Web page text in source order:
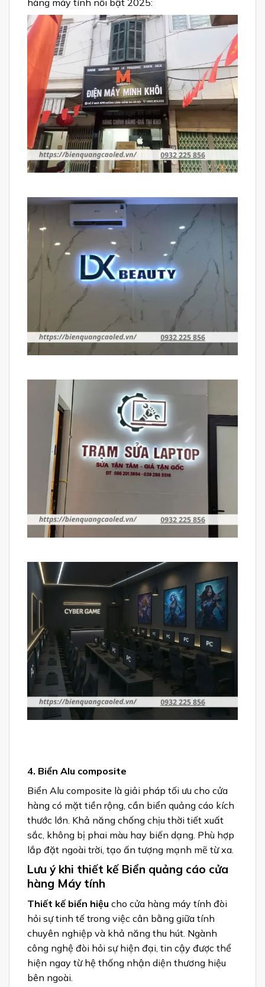
4. Biển Alu composite
Biển Alu composite là giải pháp tối ưu cho cửa
hàng có mặt tiền rộng, cần biển quảng cáo kích
thước lớn. Khả năng chống chịu thời tiết xuất
sắc, không bị phai màu hay biến dạng. Phù hợp
lắp đặt ngoài trời, tạo ấn tượng mạnh mẽ từ xa.
Lưu ý khi thiết kế Biển quảng cáo cửa
hàng Máy tính
Thiết kế biển hiệu cho cửa hàng máy tính đòi
hỏi sự tinh tế trong việc cân bằng giữa tính
chuyên nghiệp và khả năng thu hút. Ngành
công nghệ đòi hỏi sự hiện đại, tin cậy được thể
hiện ngay từ hệ thống nhận diện thương hiệu
bên ngoài.